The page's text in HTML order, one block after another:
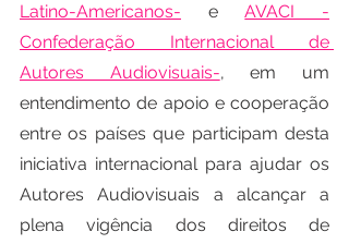
Latino-Americanos- e AVACI -
Confederação Internacional de
Autores Audiovisuais-, em um
entendimento de apoio e cooperação
entre os países que participam desta
iniciativa internacional para ajudar os
Autores Audiovisuais a alcançar a
plena vigência dos direitos de